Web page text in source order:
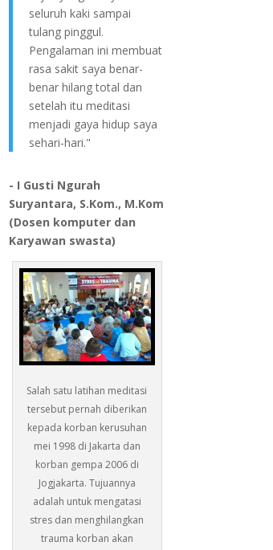
seluruh kaki sampai
tulang pinggul.
Pengalaman ini membuat
rasa sakit saya benar-
benar hilang total dan
setelah itu meditasi
menjadi gaya hidup saya
sehari-hari."
- I Gusti Ngurah
Suryantara, S.Kom., M.Kom
(Dosen komputer dan
Karyawan swasta)
Salah satu latihan meditasi
tersebut pernah diberikan
kepada korban kerusuhan
mei 1998 di Jakarta dan
korban gempa 2006 di
Jogjakarta. Tujuannya
adalah untuk mengatasi
stres dan menghilangkan
trauma korban akan